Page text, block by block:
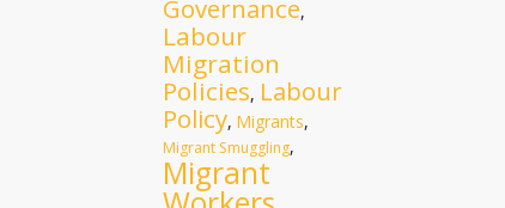
Governance,
Labour
Migration
Policies, Labour
Policy, Migrants,
Migrant Smuggling,
Migrant